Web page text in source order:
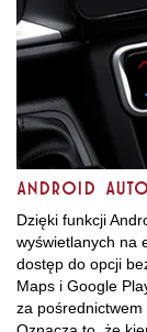
ANDROID AUTO
Dzięki funkcji
wyświetlanych na
dostęp do opcji
Maps i Google
za pośrednictwem